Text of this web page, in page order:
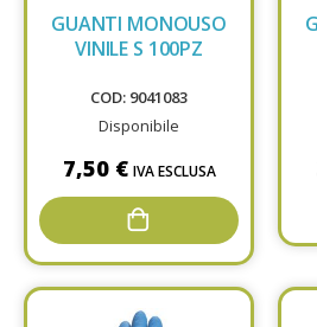
GUANTI MONOUSO
VINILE S 100PZ
COD: 9041083
Disponibile
7,50 € IVA ESCLUSA